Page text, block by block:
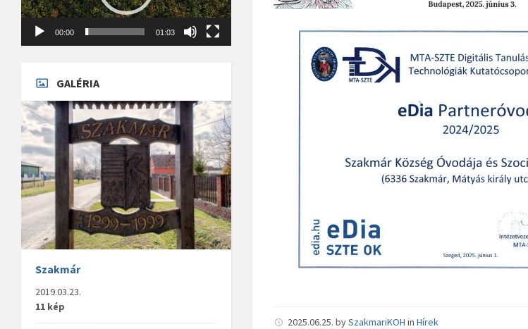
2025.06.25.bySzakmariKOH inHírek
00:00 01:03
GALÉRIA
Szakmár
2019.03.23.
11 kép